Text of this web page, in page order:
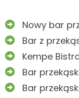
Nowy bar
Bar z
Kempe
Bar
Bar